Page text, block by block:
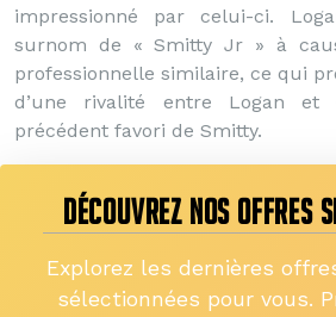
impressionné par celui-ci.
surnom de « Smitty Jr » à
professionnelle similaire, ce qui
d’une rivalité entre Logan et
précédent favori de Smitty.
DÉCOUVREZ NOS OFFRES
Explorez les dernières
sélectionnées pour vous.